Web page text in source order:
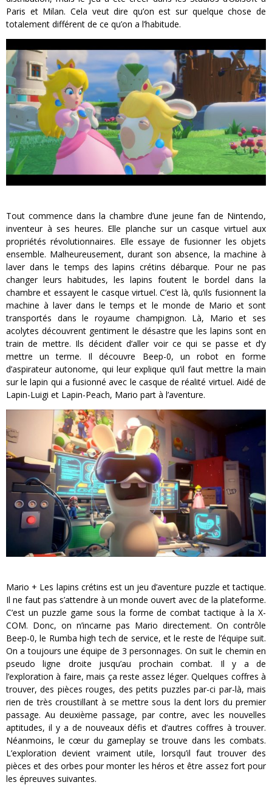
Paris et Milan. Cela veut dire qu’on est sur quelque chose de
totalement différent de ce qu’on a l’habitude.
Tout commence dans la chambre d’une jeune fan de Nintendo,
inventeur à ses heures. Elle planche sur un casque virtuel aux
propriétés révolutionnaires. Elle essaye de fusionner les objets
ensemble. Malheureusement, durant son absence, la machine à
laver dans le temps des lapins crétins débarque. Pour ne pas
changer leurs habitudes, les lapins foutent le bordel dans la
chambre et essayent le casque virtuel. C’est là, qu’ils fusionnent la
machine à laver dans le temps et le monde de Mario et sont
transportés dans le royaume champignon. Là, Mario et ses
acolytes découvrent gentiment le désastre que les lapins sont en
train de mettre. Ils décident d’aller voir ce qui se passe et d’y
mettre un terme. Il découvre Beep-0, un robot en forme
d’aspirateur autonome, qui leur explique qu’il faut mettre la main
sur le lapin qui a fusionné avec le casque de réalité virtuel. Aidé de
Lapin-Luigi et Lapin-Peach, Mario part à l’aventure.
Mario + Les lapins crétins est un jeu d’aventure puzzle et tactique.
Il ne faut pas s’attendre à un monde ouvert avec de la plateforme.
C’est un puzzle game sous la forme de combat tactique à la X-
COM. Donc, on n’incarne pas Mario directement. On contrôle
Beep-0, le Rumba high tech de service, et le reste de l’équipe suit.
On a toujours une équipe de 3 personnages. On suit le chemin en
pseudo ligne droite jusqu’au prochain combat. Il y a de
l’exploration à faire, mais ça reste assez léger. Quelques coffres à
trouver, des pièces rouges, des petits puzzles par-ci par-là, mais
rien de très croustillant à se mettre sous la dent lors du premier
passage. Au deuxième passage, par contre, avec les nouvelles
aptitudes, il y a de nouveaux défis et d’autres coffres à trouver.
Néanmoins, le cœur du gameplay se trouve dans les combats.
L’exploration devient vraiment utile, lorsqu’il faut trouver des
pièces et des orbes pour monter les héros et être assez fort pour
les épreuves suivantes.